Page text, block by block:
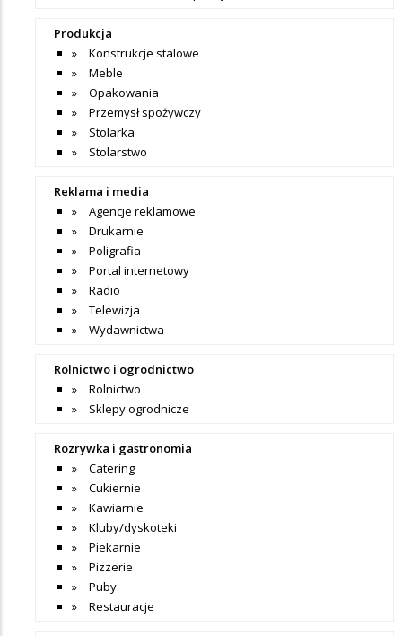
Produkcja
Konstrukcje stalowe
Meble
Opakowania
Przemysł spożywczy
Stolarka
Stolarstwo
Reklama i media
Agencje reklamowe
Drukarnie
Poligrafia
Portal internetowy
Radio
Telewizja
Wydawnictwa
Rolnictwo i ogrodnictwo
Rolnictwo
Sklepy ogrodnicze
Rozrywka i gastronomia
Catering
Cukiernie
Kawiarnie
Kluby/dyskoteki
Piekarnie
Pizzerie
Puby
Restauracje